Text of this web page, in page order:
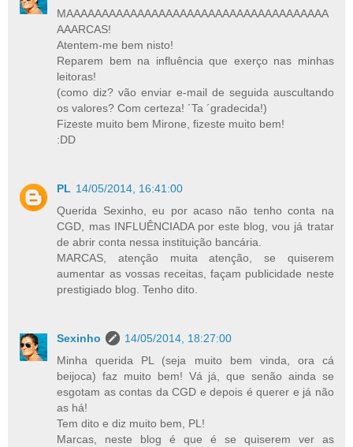
MAAAAAAAAAAAAAAAAAAAAAAAAAAAAAAAAAAAAA
AAARCAS!
Atentem-me bem nisto!
Reparem bem na influência que exerço nas minhas
leitoras!
(como diz? vão enviar e-mail de seguida auscultando
os valores? Com certeza! ´Ta ´gradecida!)
Fizeste muito bem Mirone, fizeste muito bem!
:DD
PL 14/05/2014, 16:41:00
Querida Sexinho, eu por acaso não tenho conta na
CGD, mas INFLUÊNCIADA por este blog, vou já tratar
de abrir conta nessa instituição bancária.
MARCAS, atenção muita atenção, se quiserem
aumentar as vossas receitas, façam publicidade neste
prestigiado blog. Tenho dito.
Sexinho
14/05/2014, 18:27:00
Minha querida PL (seja muito bem vinda, ora cá
beijoca) faz muito bem! Vá já, que senão ainda se
esgotam as contas da CGD e depois é querer e já não
as há!
Tem dito e diz muito bem, PL!
Marcas, neste blog é que é se quiserem ver as